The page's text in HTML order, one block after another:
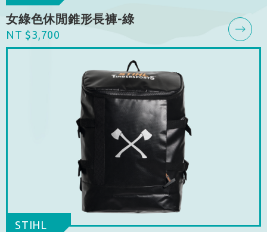
女綠色休閒錐形長褲-綠
NT $3,700
STIHL